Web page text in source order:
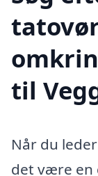
til
Når du
det være en